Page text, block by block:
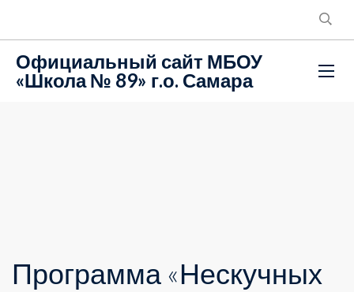
Официальный сайт МБОУ
«Школа № 89» г.о. Самара
Программа «Нескучных